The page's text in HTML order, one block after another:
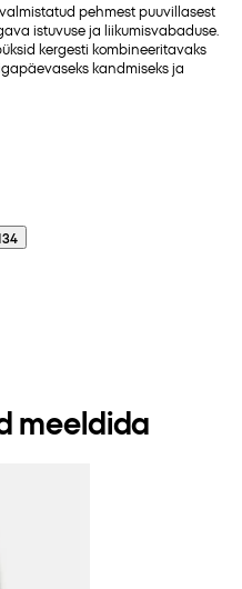
pehmest puuvillasest
istuvuse ja liikumisvabaduse.
kergesti kombineeritavaks
kandmiseks ja
meeldida